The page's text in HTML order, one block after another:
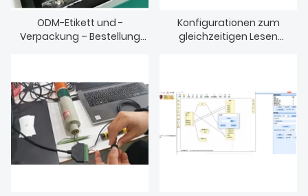
ODM-Etikett und -
Verpackung – Bestellung
Konfigurationen zum
gleichzeitigen Lesen